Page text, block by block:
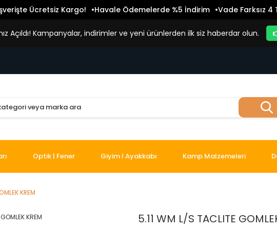
Ücretsiz Kargo! Havale Ödemelerde %5 İndirim Vade Farksız 4
Açıldı! Kampanyalar, indirimler ve yeni ürünlerden ilk siz haberdar olun.
Optik | Fener Giyim I Ayakkabı Kamp Malzemeleri
KREM
5.11 WM L/S TACLITE